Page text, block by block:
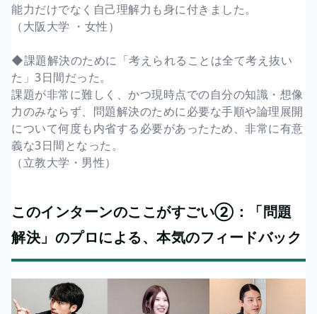
能力だけでなく自己理解力も身に付きました。
（大阪大学 ・女性）
◆課題解決のために「考えられることは全て考え抜い
た」3日間だった。
課題が非常に難しく、かつ現時点での自分の知識・想像
力のみならず、問題解決のために必要な手順や論理展開
について何度も内省する必要があったため、非常に有意
義な3日間となった。
（立教大学・男性）
このインターンのここがすごい②：「問題
解決」のプロによる、本気のフィードバック